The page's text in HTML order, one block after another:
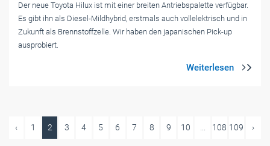
Der neue Toyota Hilux ist mit einer breiten Antriebspalette verfügbar.
Es gibt ihn als Diesel-Mildhybrid, erstmals auch vollelektrisch und in
Zukunft als Brennstoffzelle. Wir haben den japanischen Pick-up
ausprobiert.
‹ 1 2 3 4 5 6 7 8 9 10 ... 108 109 ›